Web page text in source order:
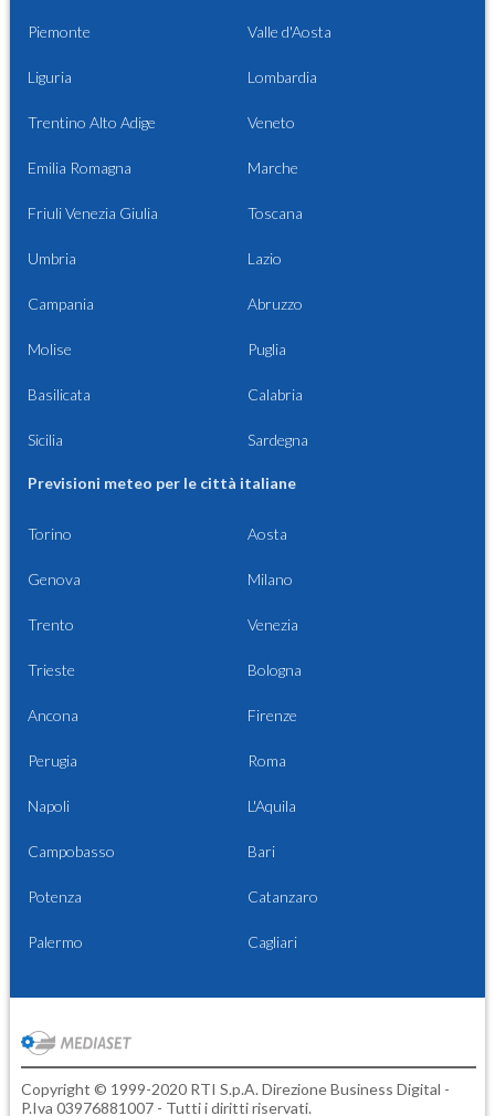
Piemonte Valle d'Aosta
Liguria Lombardia
Trentino Alto Adige Veneto
Emilia Romagna Marche
Friuli Venezia Giulia Toscana
Umbria Lazio
Campania Abruzzo
Molise Puglia
Basilicata Calabria
Sicilia Sardegna
Previsioni meteo per le città italiane
Torino Aosta
Genova Milano
Trento Venezia
Trieste Bologna
Ancona Firenze
Perugia Roma
Napoli L'Aquila
Campobasso Bari
Potenza Catanzaro
Palermo Cagliari
Copyright © 1999-2020 RTI S.p.A. Direzione Business Digital -
P.Iva 03976881007 - Tutti i diritti riservati.